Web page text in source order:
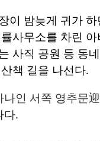
이 밤늦게 귀가
사무소를 차린
사직 공원 등 동
책 길을 나선다.
나인 서쪽 영추문
다.